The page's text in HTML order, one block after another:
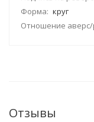
Форма: круг
Отношение аверс/
Отзывы